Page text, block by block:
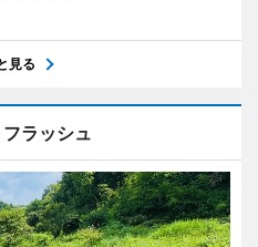
見る
ラッシュ